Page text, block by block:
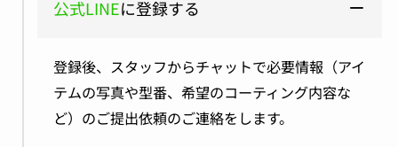
公式LINEに登録する
登録後、スタッフからチャットで必要情報（アイ
テムの写真や型番、希望のコーティング内容な
ど）のご提出依頼のご連絡をします。